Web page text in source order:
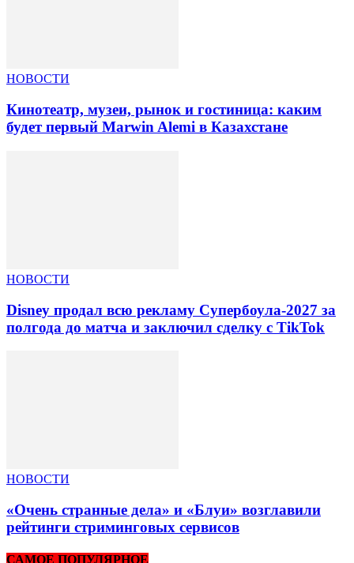
НОВОСТИ
Кинотеатр, музеи, рынок и гостиница: каким
будет первый Marwin Alemi в Казахстане
НОВОСТИ
Disney продал всю рекламу Супербоула-2027 за
полгода до матча и заключил сделку с TikTok
НОВОСТИ
«Очень странные дела» и «Блуи» возглавили
рейтинги стриминговых сервисов
САМОЕ ПОПУЛЯРНОЕ